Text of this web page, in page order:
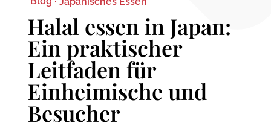
Halal essen in Japan:
Ein praktischer
Leitfaden für
Einheimische und
Besucher